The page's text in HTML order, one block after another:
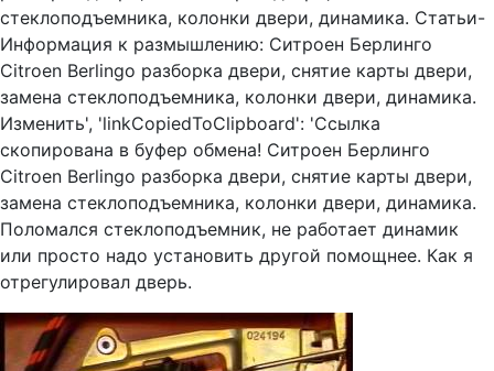
стеклоподъемника, колонки двери, динамика. Статьи-
Информация к размышлению: Ситроен Берлинго
Citroen Berlingo разборка двери, снятие карты двери,
замена стеклоподъемника, колонки двери, динамика.
Изменить', 'linkCopiedToClipboard': 'Ссылка
скопирована в буфер обмена! Ситроен Берлинго
Citroen Berlingo разборка двери, снятие карты двери,
замена стеклоподъемника, колонки двери, динамика.
Поломался стеклоподъемник, не работает динамик
или просто надо установить другой помощнее. Как я
отрегулировал дверь.